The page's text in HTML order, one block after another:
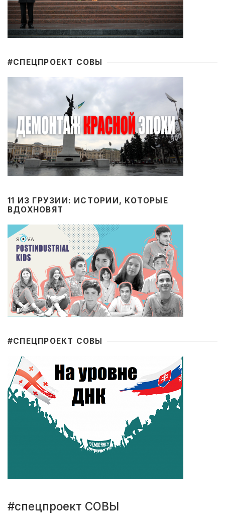
#CПЕЦПРОЕКТ СОВЫ
11 ИЗ ГРУЗИИ: ИСТОРИИ, КОТОРЫЕ
ВДОХНОВЯТ
#CПЕЦПРОЕКТ СОВЫ
#спецпроект СОВЫ